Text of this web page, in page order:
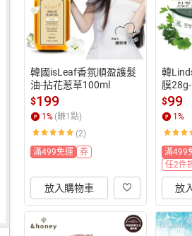
韓國isLeaf香氛順盈護髮
油-拈花惹草100ml
$199
1% (賺1點)
(2)
滿499免運
券
放入購物車
韓
膜
$99
1%
滿499
任2件
放